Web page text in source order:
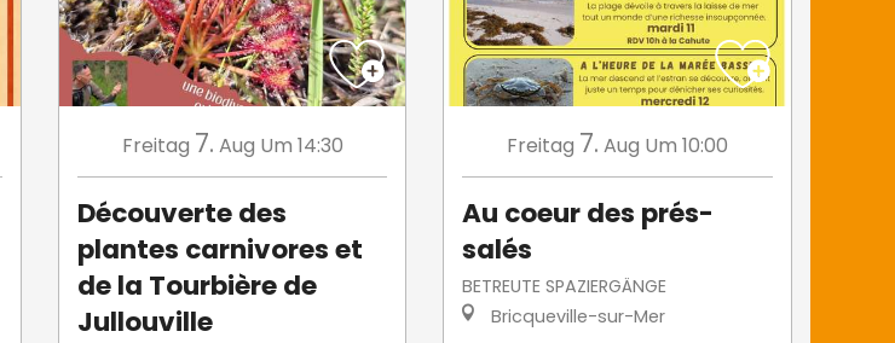
Freitag 7. Aug Um 14:30
Découverte des
plantes carnivores et
de la Tourbière de
Jullouville
Freitag 7. Aug Um 10:00
Au coeur des prés-
salés
BETREUTE SPAZIERGÄNGE
Bricqueville-sur-Mer